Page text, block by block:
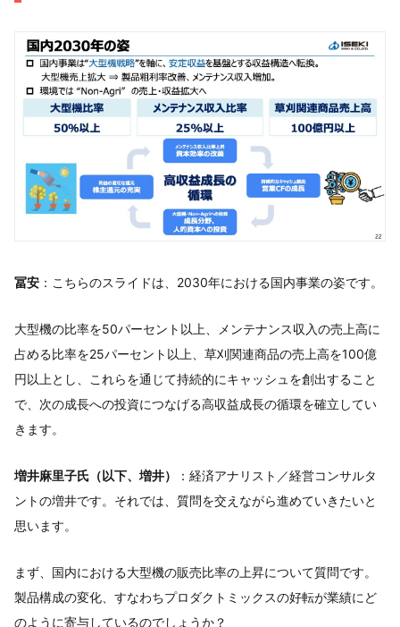
冨安 ：こちらのスライドは、2030年における国内事業の姿です。
大型機の比率を50パーセント以上、メンテナンス収入の売上高に
占める比率を25パーセント以上、草刈関連商品の売上高を100億
円以上とし、これらを通じて持続的にキャッシュを創出すること
で、次の成長への投資につなげる高収益成長の循環を確立してい
きます。
増井麻里子氏（以下、増井）
：経済アナリスト／経営コンサルタ
ントの増井です。それでは、質問を交えながら進めていきたいと
思います。
まず、国内における大型機の販売比率の上昇について質問です。
製品構成の変化、すなわちプロダクトミックスの好転が業績にど
のように寄与しているのでしょうか？